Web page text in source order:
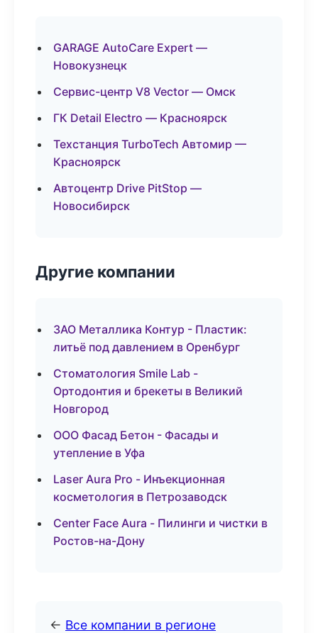
GARAGE AutoCare Expert —
Новокузнецк
Сервис-центр V8 Vector — Омск
ГК Detail Electro — Красноярск
Техстанция TurboTech Автомир —
Красноярск
Автоцентр Drive PitStop —
Новосибирск
Другие компании
ЗАО Металлика Контур - Пластик:
литьё под давлением в Оренбург
Стоматология Smile Lab -
Ортодонтия и брекеты в Великий
Новгород
ООО Фасад Бетон - Фасады и
утепление в Уфа
Laser Aura Pro - Инъекционная
косметология в Петрозаводск
Center Face Aura - Пилинги и чистки в
Ростов-на-Дону
← Все компании в регионе